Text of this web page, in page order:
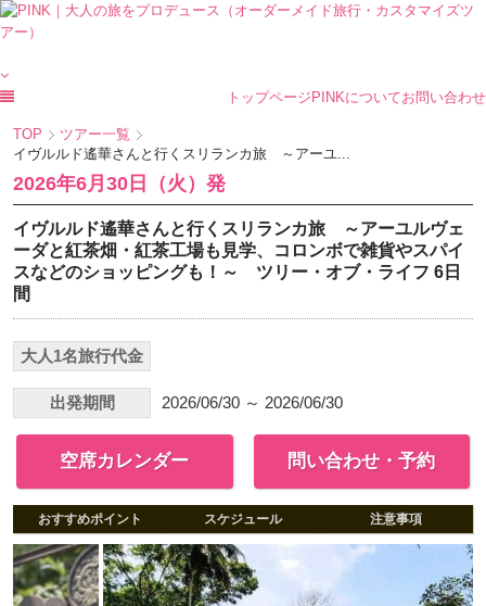
トップページ PINKについてお問い合わせ
TOP
ツアー一覧
イヴルルド遙華さんと行くスリランカ旅 ～アーユ...
2026年6月30日（火）発
イヴルルド遙華さんと行くスリランカ旅 ～アーユルヴェ
ーダと紅茶畑・紅茶工場も見学、コロンボで雑貨やスパイ
スなどのショッピングも！～ ツリー・オブ・ライフ 6日
間
大人1名旅行代金
出発期間 2026/06/30 ～ 2026/06/30
空席カレンダー 問い合わせ・予約
おすすめポイント スケジュール 注意事項